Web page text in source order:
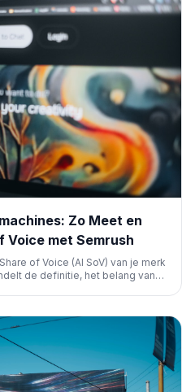
Zo Meet en
Voice met Semrush
of Voice (AI SoV) van je merk
de definitie, het belang van
strategieën.